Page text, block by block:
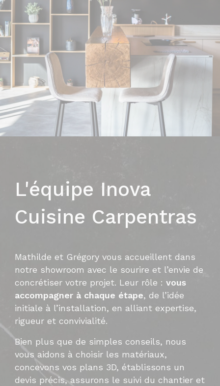
L'équipe Inova
Cuisine Carpentras
Mathilde et Grégory vous accueillent dans
notre showroom avec le sourire et l’envie de
concrétiser votre projet. Leur rôle : vous
accompagner à chaque étape, de l’idée
initiale à l’installation, en alliant expertise,
rigueur et convivialité.
Bien plus que de simples conseils, nous
vous aidons à choisir les matériaux,
concevons vos plans 3D, établissons un
devis précis, assurons le suivi du chantier et